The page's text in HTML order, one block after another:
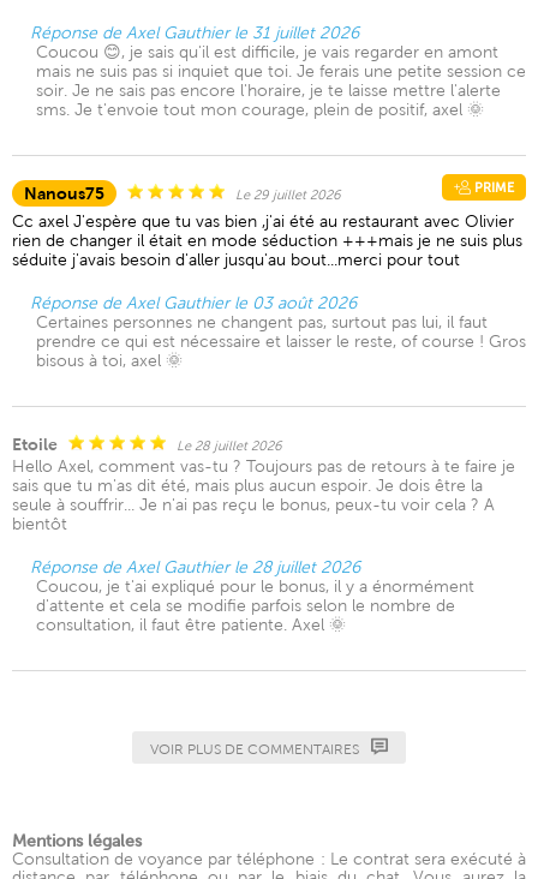
Réponse de Axel Gauthier le 31 juillet 2026
Coucou 😊, je sais qu'il est difficile, je vais regarder en amont
mais ne suis pas si inquiet que toi. Je ferais une petite session ce
soir. Je ne sais pas encore l'horaire, je te laisse mettre l'alerte
sms. Je t'envoie tout mon courage, plein de positif, axel 🌞
Nanous75 Le 29 juillet 2026 PRIME
Cc axel J'espère que tu vas bien ,j'ai été au restaurant avec Olivier
rien de changer il était en mode séduction +++mais je ne suis plus
séduite j'avais besoin d'aller jusqu'au bout...merci pour tout
Réponse de Axel Gauthier le 03 août 2026
Certaines personnes ne changent pas, surtout pas lui, il faut
prendre ce qui est nécessaire et laisser le reste, of course ! Gros
bisous à toi, axel 🌞
Etoile Le 28 juillet 2026
Hello Axel, comment vas-tu ? Toujours pas de retours à te faire je
sais que tu m'as dit été, mais plus aucun espoir. Je dois être la
seule à souffrir... Je n'ai pas reçu le bonus, peux-tu voir cela ? A
bientôt
Réponse de Axel Gauthier le 28 juillet 2026
Coucou, je t'ai expliqué pour le bonus, il y a énormément
d'attente et cela se modifie parfois selon le nombre de
consultation, il faut être patiente. Axel 🌞
VOIR PLUS DE COMMENTAIRES
Mentions légales
Consultation de voyance par téléphone : Le contrat sera exécuté à